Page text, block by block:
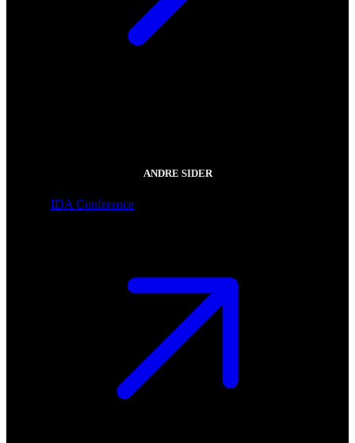
ANDRE SIDER
IDA Conference